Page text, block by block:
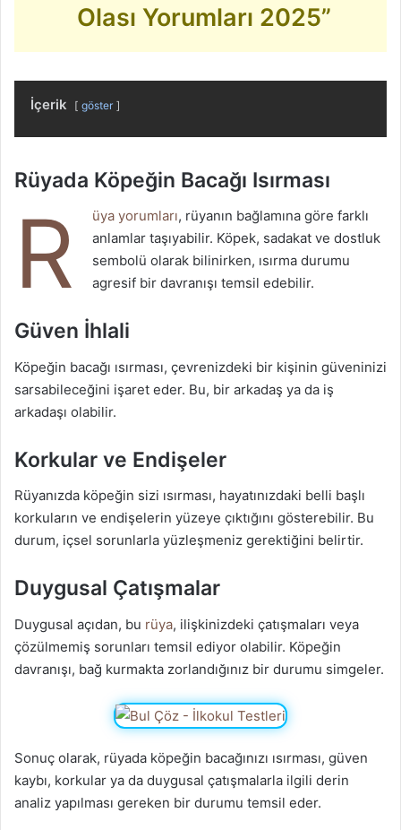
Olası Yorumları 2025”
İçerik göster
Rüyada Köpeğin Bacağı Isırması
R üya yorumları, rüyanın bağlamına göre farklı
anlamlar taşıyabilir. Köpek, sadakat ve dostluk
sembolü olarak bilinirken, ısırma durumu
agresif bir davranışı temsil edebilir.
Güven İhlali
Köpeğin bacağı ısırması, çevrenizdeki bir kişinin güveninizi
sarsabileceğini işaret eder. Bu, bir arkadaş ya da iş
arkadaşı olabilir.
Korkular ve Endişeler
Rüyanızda köpeğin sizi ısırması, hayatınızdaki belli başlı
korkuların ve endişelerin yüzeye çıktığını gösterebilir. Bu
durum, içsel sorunlarla yüzleşmeniz gerektiğini belirtir.
Duygusal Çatışmalar
Duygusal açıdan, bu rüya, ilişkinizdeki çatışmaları veya
çözülmemiş sorunları temsil ediyor olabilir. Köpeğin
davranışı, bağ kurmakta zorlandığınız bir durumu simgeler.
Sonuç olarak, rüyada köpeğin bacağınızı ısırması, güven
kaybı, korkular ya da duygusal çatışmalarla ilgili derin
analiz yapılması gereken bir durumu temsil eder.